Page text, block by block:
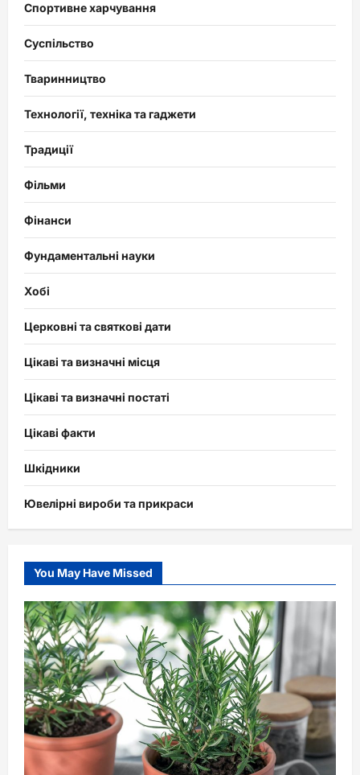
Спортивне харчування
Суспільство
Тваринництво
Технології, техніка та гаджети
Традиції
Фільми
Фінанси
Фундаментальні науки
Хобі
Церковні та святкові дати
Цікаві та визначні місця
Цікаві та визначні постаті
Цікаві факти
Шкідники
Ювелірні вироби та прикраси
You May Have Missed